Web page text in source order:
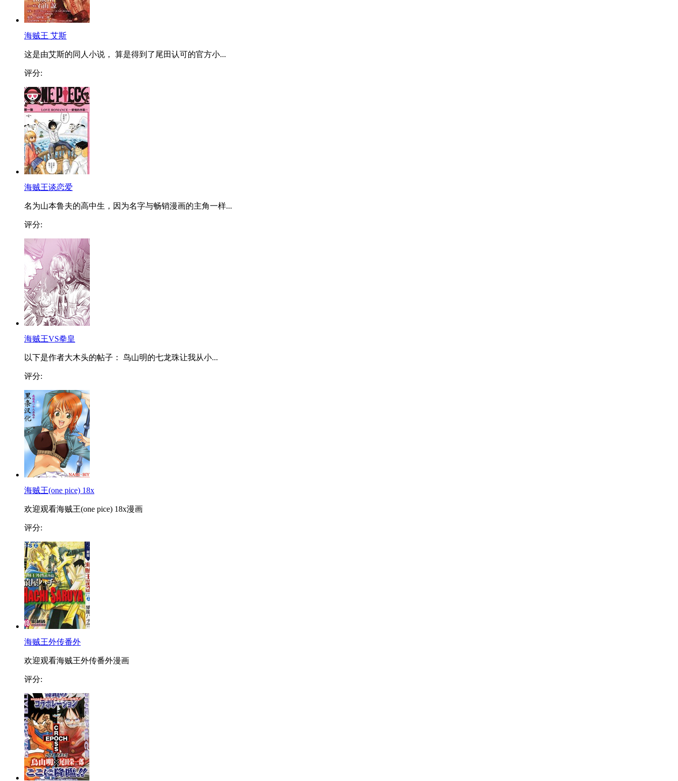
海贼王 艾斯
这是由艾斯的同人小说， 算是得到了尾田认可的官方小...
评分:
海贼王谈恋爱
名为山本鲁夫的高中生，因为名字与畅销漫画的主角一样...
评分:
海贼王VS拳皇
以下是作者大木头的帖子： 鸟山明的七龙珠让我从小...
评分:
海贼王(one pice) 18x
欢迎观看海贼王(one pice) 18x漫画
评分:
海贼王外传番外
欢迎观看海贼王外传番外漫画
评分: